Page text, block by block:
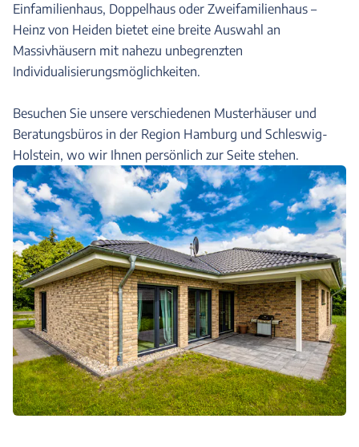
Einfamilienhaus, Doppelhaus oder Zweifamilienhaus –
Heinz von Heiden bietet eine breite Auswahl an
Massivhäusern mit nahezu unbegrenzten
Individualisierungsmöglichkeiten.
Besuchen Sie unsere verschiedenen Musterhäuser und
Beratungsbüros in der Region Hamburg und Schleswig-
Holstein, wo wir Ihnen persönlich zur Seite stehen.